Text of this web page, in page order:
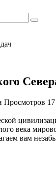
Просмотров 17
века
вам